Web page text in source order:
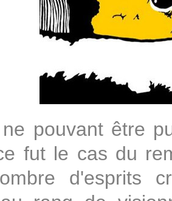
pouvant être
fut le cas du
d'esprits